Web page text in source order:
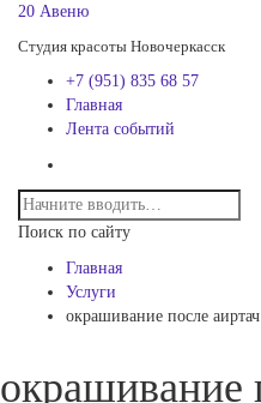
20 Авеню
Студия красоты Новочеркасск
+7 (951) 835 68 57
Главная
Лента событий
Поиск по сайту
Главная
Услуги
окрашивание после
окрашивание